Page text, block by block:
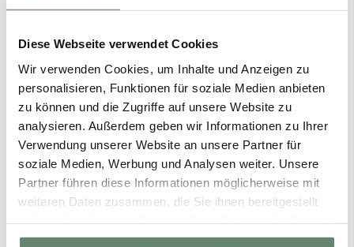
Diese Webseite verwendet Cookies
Wir verwenden Cookies, um Inhalte und Anzeigen zu
personalisieren, Funktionen für soziale Medien anbieten
zu können und die Zugriffe auf unsere Website zu
analysieren. Außerdem geben wir Informationen zu Ihrer
Verwendung unserer Website an unsere Partner für
soziale Medien, Werbung und Analysen weiter. Unsere
Partner führen diese Informationen möglicherweise mit
weiteren Daten zusammen, die Sie ihnen bereitgestellt
gesammelt haben.
Pauschalreiserichtlinie
Jobs im Sonnengut
Presse
Downloads
Bad Birnbach
Wellness in Bayern
Wellnessangebote in Bayern